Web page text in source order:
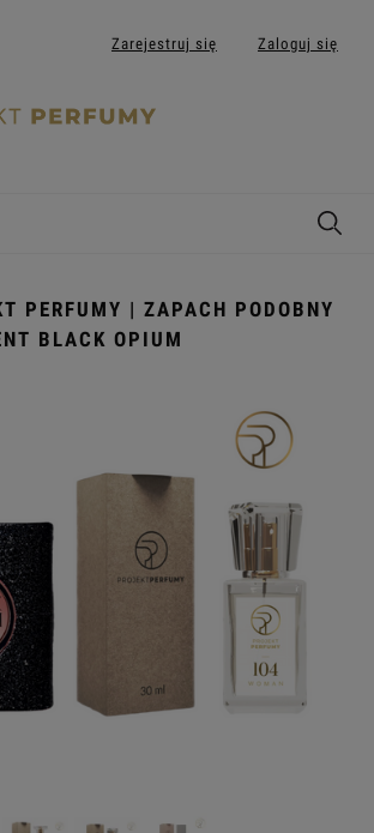
Zarejestruj się Zaloguj się
PERFUMY | ZAPACH PODOBNY
BLACK OPIUM